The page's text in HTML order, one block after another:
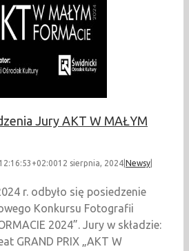
Jury AKT W MAŁYM
12 sierpnia, 2024 Newsy
r. odbyło się posiedzenie
Konkursu Fotografii
2024”. Jury w składzie:
GRAND PRIX „AKT W